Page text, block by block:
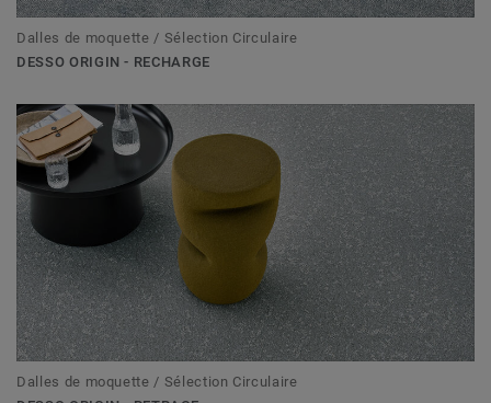
Dalles de moquette / Sélection Circulaire
DESSO ORIGIN - RECHARGE
Dalles de moquette / Sélection Circulaire